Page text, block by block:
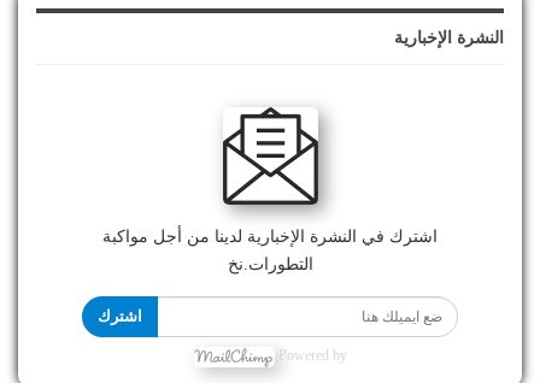
النشرة الإخبارية
اشترك في النشرة الإخبارية لدينا من أجل مواكبة
التطورات.نخ
اشترك
Powered by